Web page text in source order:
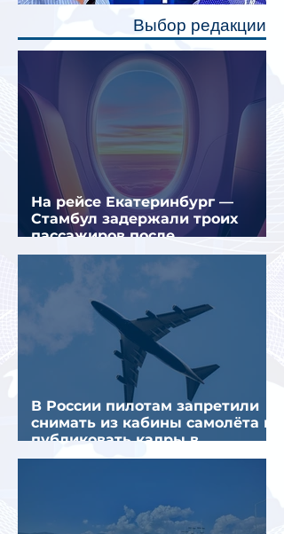
полку во время сна или отдыха,
Выбор редакции
На рейсе Екатеринбург —
Стамбул задержали троих
пассажиров после
предполагаемой серии краж
В России пилотам запретили
снимать из кабины самолёта и
публиковать кадры в
интернете